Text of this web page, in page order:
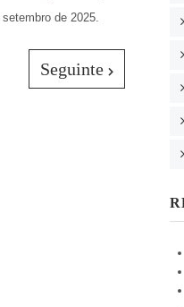
de 2025.
Seguinte